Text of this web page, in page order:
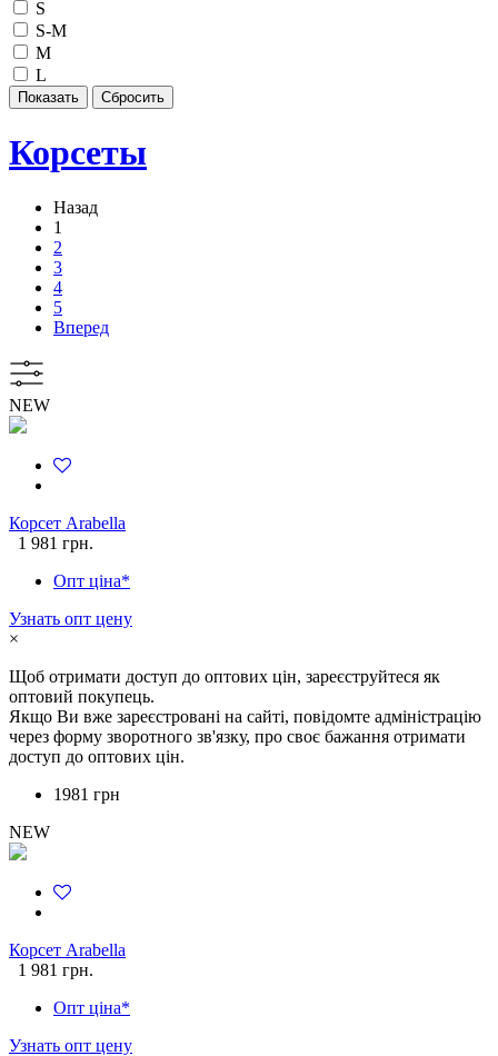
S
S-M
M
L
Корсеты
Назад
1
2
3
4
5
Вперед
NEW
Корсет Arabella
1 981 грн.
Опт ціна*
Узнать опт цену
×
Щоб отримати доступ до оптових цін, зареєструйтеся як
оптовий покупець.
Якщо Ви вже зареєстровані на сайті, повідомте адміністрацію
через форму зворотного зв'язку, про своє бажання отримати
доступ до оптових цін.
1981 грн
NEW
Корсет Arabella
1 981 грн.
Опт ціна*
Узнать опт цену